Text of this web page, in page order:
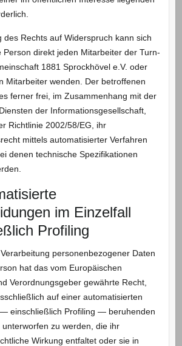
des Rechts auf Widerspruch kann sich
Person direkt jeden Mitarbeiter der Turn-
1881 Sprockhövel e.V. oder
Mitarbeiter wenden. Der betroffenen
ferner frei, im Zusammenhang mit der
der Informationsgesellschaft,
Richtlinie 2002/58/EG, ihr
mittels automatisierter Verfahren
denen technische Spezifikationen
im Einzelfall
Profiling
personenbezogener Daten
hat das vom Europäischen
Verordnungsgeber gewährte Recht,
auf einer automatisierten
einschließlich Profiling — beruhenden
unterworfen zu werden, die ihr
Wirkung entfaltet oder sie in